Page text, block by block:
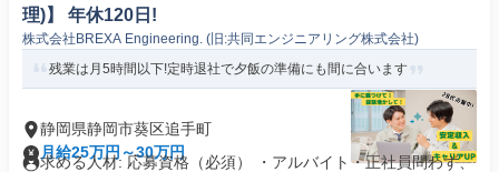
理)】 年休120日!
株式会社BREXA Engineering. (旧:共同エンジニアリング株式会社)
残業は月5時間以下!定時退社で夕飯の準備にも間に合います
静岡県静岡市葵区追手町
月給25万円～30万円
求める人材: 応募資格（必須） ・アルバイト・正社員問わず、